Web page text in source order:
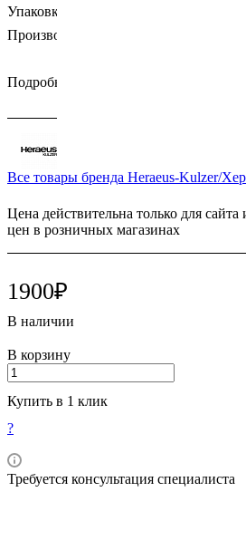
Упаковка: шприц 4 гр.
Производитель: Heraeus Kulzer
Подробности
Все товары бренда Heraeus-Kulzer/
Цена действительна только для
цен в розничных магазинах
1900₽
В наличии
В корзину
Купить в 1 клик
?
Требуется консультация специалиста